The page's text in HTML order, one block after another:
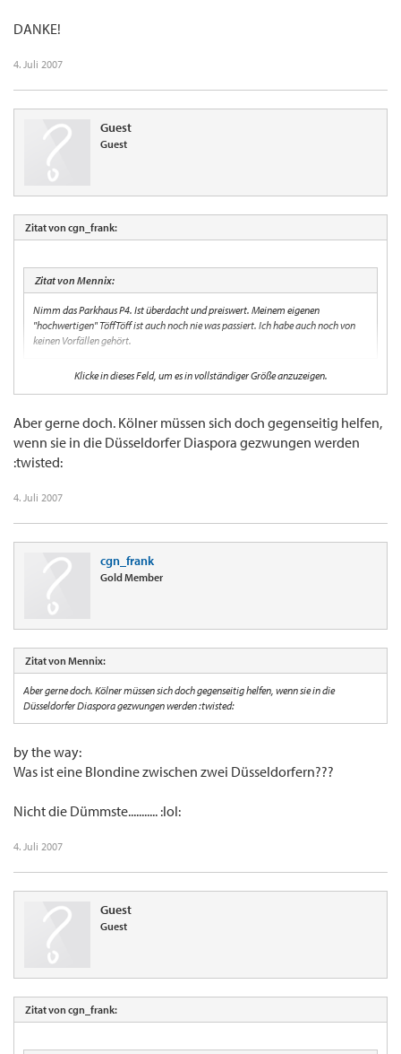
DANKE!
4. Juli 2007
Guest
Guest
Zitat von cgn_frank:
Zitat von Mennix:
Nimm das Parkhaus P4. Ist überdacht und preiswert. Meinem eigenen
"hochwertigen" TöffTöff ist auch noch nie was passiert. Ich habe auch noch von
keinen Vorfällen gehört.
sounds good, dann park ich die fuhre in P4
DANKE!
Klicke in dieses Feld, um es in vollständiger Größe anzuzeigen.
Aber gerne doch. Kölner müssen sich doch gegenseitig helfen,
wenn sie in die Düsseldorfer Diaspora gezwungen werden
:twisted:
4. Juli 2007
cgn_frank
Gold Member
Zitat von Mennix:
Aber gerne doch. Kölner müssen sich doch gegenseitig helfen, wenn sie in die
Düsseldorfer Diaspora gezwungen werden :twisted:
by the way:
Was ist eine Blondine zwischen zwei Düsseldorfern???
Nicht die Dümmste........... :lol:
4. Juli 2007
Guest
Guest
Zitat von cgn_frank: